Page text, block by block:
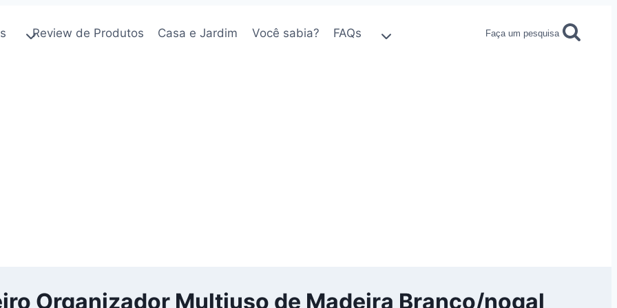
Review de Produtos Casa e Jardim Você sabia? FAQs Faça um pesquisa
Organizador Multiuso de Madeira Branco/nogal